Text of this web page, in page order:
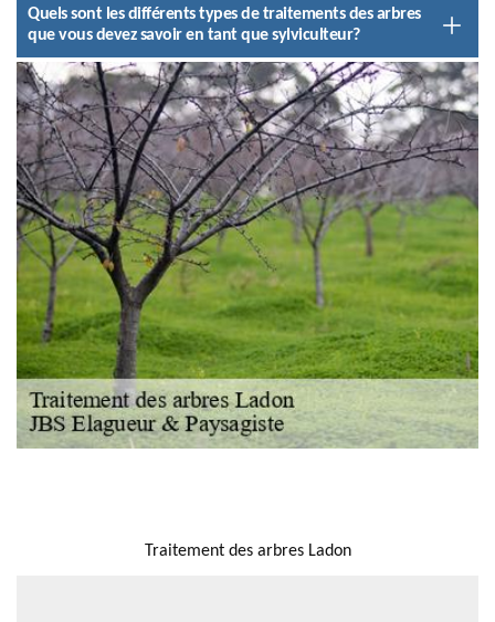
Quels sont les différents types de traitements des arbres
que vous devez savoir en tant que sylviculteur?
Traitement des arbres Ladon